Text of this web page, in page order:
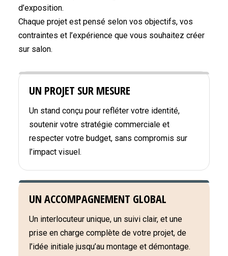
d’exposition.
Chaque projet est pensé selon vos objectifs, vos
contraintes et l’expérience que vous souhaitez créer
sur salon.
UN PROJET SUR MESURE
Un stand conçu pour refléter votre identité,
soutenir votre stratégie commerciale et
respecter votre budget, sans compromis sur
l’impact visuel.
UN ACCOMPAGNEMENT GLOBAL
Un interlocuteur unique, un suivi clair, et une
prise en charge complète de votre projet, de
l’idée initiale jusqu’au montage et démontage.